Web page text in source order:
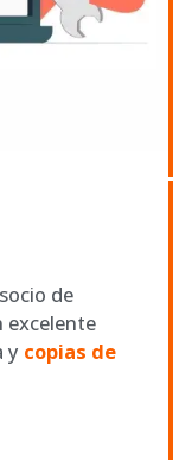
de
excelente
y copias de